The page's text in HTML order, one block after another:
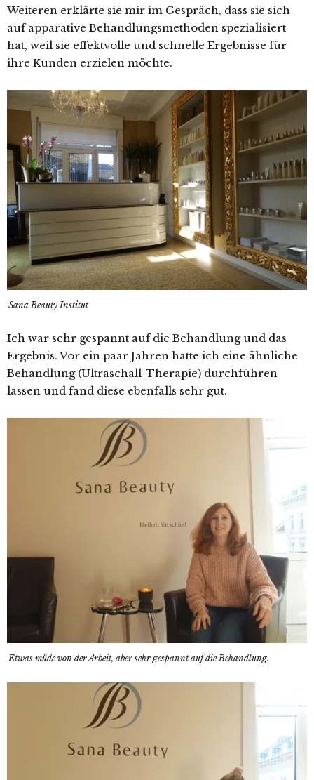
Weiteren erklärte sie mir im Gespräch, dass sie sich
auf apparative Behandlungsmethoden spezialisiert
hat, weil sie effektvolle und schnelle Ergebnisse für
ihre Kunden erzielen möchte.
Sana Beauty Institut
Ich war sehr gespannt auf die Behandlung und das
Ergebnis. Vor ein paar Jahren hatte ich eine ähnliche
Behandlung (Ultraschall-Therapie) durchführen
lassen und fand diese ebenfalls sehr gut.
Etwas müde von der Arbeit, aber sehr gespannt auf die Behandlung.